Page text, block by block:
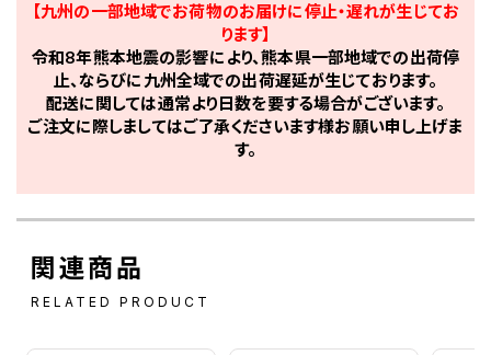
【九州の一部地域でお荷物のお届けに停止・遅れが生じてお
ります】
令和8年熊本地震の影響により、熊本県一部地域での出荷停
止、ならびに九州全域での出荷遅延が生じております。
配送に関しては通常より日数を要する場合がございます。
ご注文に際しましてはご了承くださいます様お願い申し上げま
す。
関連商品
RELATED PRODUCT